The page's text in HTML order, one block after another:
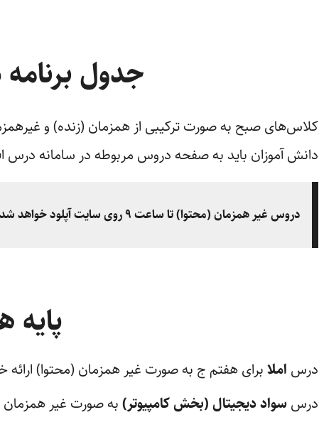
جدول
کلاس‌های صبح به صورت ترکیبی از همزمان (زنده) و
دانش آموزان باید به صفحه دروس مربوطه در سامانه درس
دروس غیر همزمان (محتوا) تا ساعت ۹ روی سایت آپلود خواهد شد.
پایه
درس املابرای هفتم ج به صورت غیر همزمان (محتوا) ارائه
درسسواد دیجیتال (بخش کامپیوتر)به صورت غیر همزمان